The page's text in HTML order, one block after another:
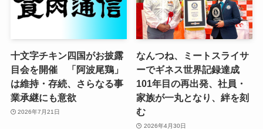
十文字チキン四国がお披露
目会を開催 「阿波尾鶏」
は維持・存続、さらなる事
業承継にも意欲
2026年7月21日
なんつね、ミートスライサ
ーでギネス世界記録達成
101年目の再出発、社員・
家族が一丸となり、絆を刻
む
2026年4月30日